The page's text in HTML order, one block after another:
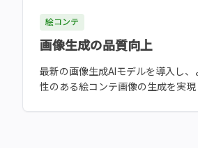
絵コンテ
画像生成の品質向上
最新の画像生成AIモデルを導入し
性のある絵コンテ画像の生成を実現